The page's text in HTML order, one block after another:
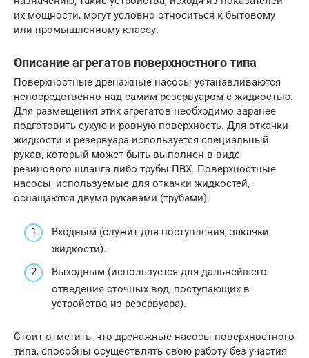
их мощности, могут условно относиться к бытовому
или промышленному классу.
Описание агрегатов поверхностного типа
Поверхностные дренажные насосы устанавливаются
непосредственно над самим резервуаром с жидкостью.
Для размещения этих агрегатов необходимо заранее
подготовить сухую и ровную поверхность. Для откачки
жидкости и резервуара используется специальный
рукав, который может быть выполнен в виде
резинового шланга либо трубы ПВХ. Поверхностные
насосы, используемые для откачки жидкостей,
оснащаются двумя рукавами (трубами):
Входным (служит для поступления, закачки
жидкости).
Выходным (используется для дальнейшего
отведения сточных вод, поступающих в
устройство из резервуара).
Стоит отметить, что дренажные насосы поверхностного
типа, способны осуществлять свою работу без участия